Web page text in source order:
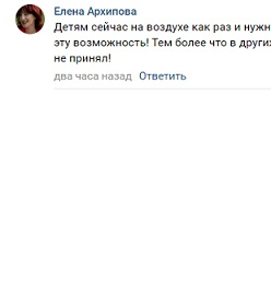
Перейти к основному содержанию